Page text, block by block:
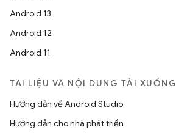
Android 13
Android 12
Android 11
TÀI LIỆU VÀ NỘI DUNG TẢI XUỐNG
Hướng dẫn về Android Studio
Hướng dẫn cho nhà phát triển